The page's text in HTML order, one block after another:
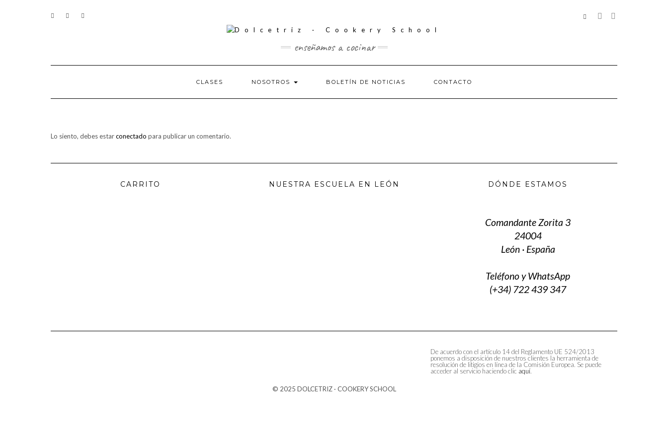
CONTACTO
REDES
SOCIALES
enseñamos a cocinar
CLASES NOSOTROS BOLETÍN DE NOTICIAS CONTACTO
Lo siento, debes estarconectado para publicar un comentario.
CARRITO NUESTRA ESCUELA EN LEÓN DÓNDE ESTAMOS
Comandante Zorita 3
24004
León · España
Teléfono y WhatsApp
(+34) 722 439 347
De acuerdo con el artículo 14 del Reglamento UE 524/2013
ponemos a disposición de nuestros clientes la herramienta de
resolución de litigios en línea de la Comisión Europea. Se puede
acceder al servicio haciendo clic aquí.
© 2025 DOLCETRIZ · COOKERY SCHOOL